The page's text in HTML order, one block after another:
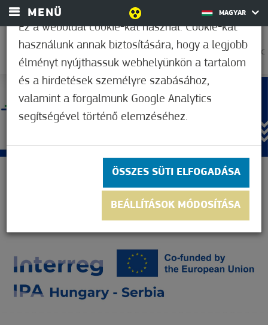
MENÜ MAGYAR
31,7°C
Ez a weboldal cookie-kat használ. Cookie-kat
használunk annak biztosítására, hogy a legjobb
élményt nyújthassuk webhelyünkön a tartalom
és a hirdetések személyre szabásához,
valamint a forgalmunk Google Analytics
segítségével történő elemzéséhez.
ÖSSZES SÜTI ELFOGADÁSA
BEÁLLÍTÁSOK MÓDOSÍTÁSA